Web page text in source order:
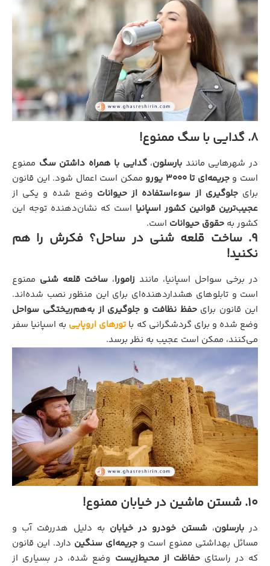
8. گدایی با سگ ممنوع!
در شهرهایی مانند بارسلون،گدایی با همراه داشتن سگ ممنوع
است وجریمه‌ای تا ۳۰۰۰ یورو
ممکن است اعمال شود. این قانون
برایجلوگیری از سوءاستفاده از حیوانات وضع شده و یکی از
عجیب‌ترین قوانین کشور اسپانیا است که نشان‌دهنده توجه این
کشور به حقوق حیوانات است.
9. ساخت قلعه شنی در ساحل؟ فکرش را هم
نکنید!
در برخی سواحل اسپانیا، مانند زامورا، ساخت قلعه شنی ممنوع
است و تابلوهای هشداردهنده‌ای برای این منظور نصب شده‌اند.
این قانون برایحفظ نظافت و جلوگیری از به‌هم‌ریختگی سواحل
وضع شده و برای گردشگرانی که باتورهای اروپایی به اسپانیا سفر
می‌کنند، ممکن است عجیب به نظر برسد.
10. شستن ماشین در خیابان ممنوع!
دربارسلون،شستن خودرو در خیابان به دلیل هدررفت آب و
مسائل بهداشتی ممنوع است وجریمه‌ای سنگین دارد. این قانون
که در راستایحفاظت از محیط‌زیست وضع شده، در بسیاری از